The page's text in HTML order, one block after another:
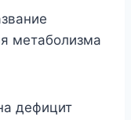
метаболизма
дефицит